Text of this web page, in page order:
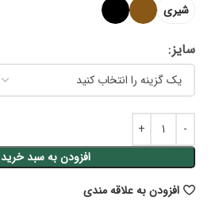
شیری
سایز
افزودن به سبد خرید
افزودن به علاقه مندی